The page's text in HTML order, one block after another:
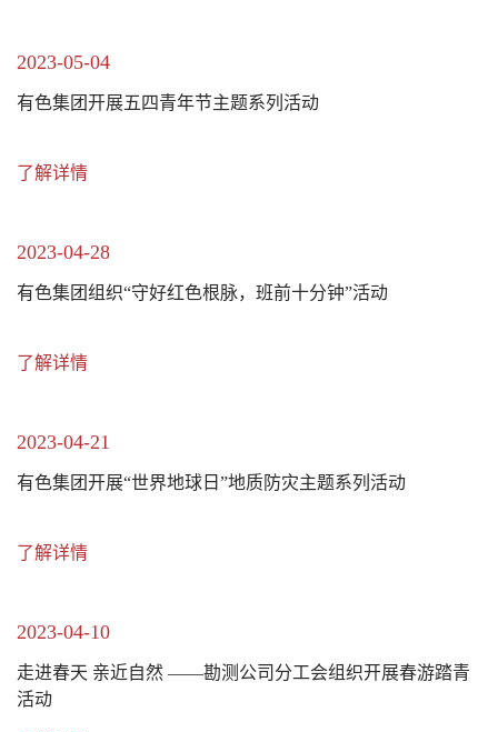
2023-05-04
有色集团开展五四青年节主题系列活动
了解详情
2023-04-28
有色集团组织“守好红色根脉，班前十分钟”活动
了解详情
2023-04-21
有色集团开展“世界地球日”地质防灾主题系列活动
了解详情
2023-04-10
走进春天 亲近自然 ——勘测公司分工会组织开展春游踏青
活动